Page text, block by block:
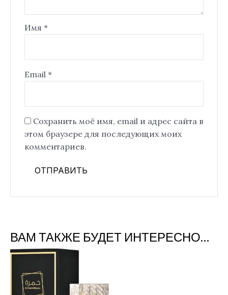
Имя *
Email *
Сохранить моё имя, email и адрес сайта в
этом браузере для последующих моих
комментариев.
ВАМ ТАКЖЕ БУДЕТ ИНТЕРЕСНО…